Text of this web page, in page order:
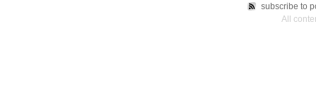
subscribe to
All